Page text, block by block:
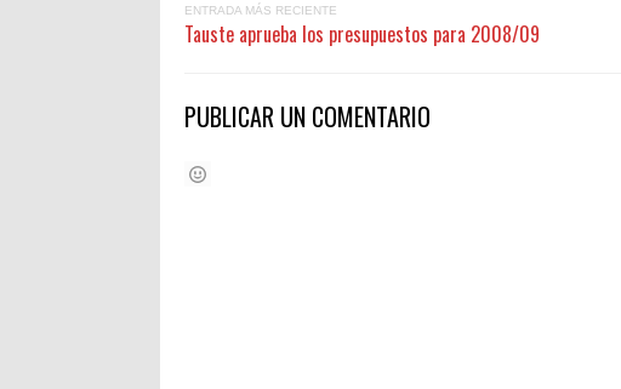
ENTRADA MÁS RECIENTE
Tauste aprueba los presupuestos para 2008/09
PUBLICAR UN COMENTARIO